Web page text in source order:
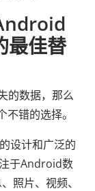
最佳替
的数据，那么
不错的选择。
设计和广泛的
于Android数
照片、视频、